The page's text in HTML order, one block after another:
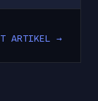
ARTIKEL →